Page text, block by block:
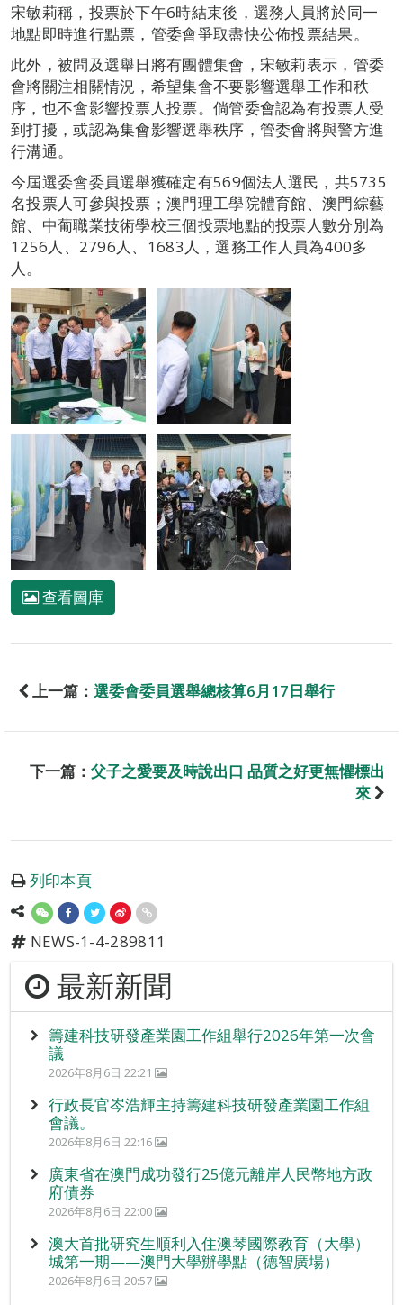
宋敏莉稱，投票於下午6時結束後，選務人員將於同一
地點即時進行點票，管委會爭取盡快公佈投票結果。
此外，被問及選舉日將有團體集會，宋敏莉表示，管委
會將關注相關情況，希望集會不要影響選舉工作和秩
序，也不會影響投票人投票。倘管委會認為有投票人受
到打擾，或認為集會影響選舉秩序，管委會將與警方進
行溝通。
今屆選委會委員選舉獲確定有569個法人選民，共5735
名投票人可參與投票；澳門理工學院體育館、澳門綜藝
館、中葡職業技術學校三個投票地點的投票人數分別為
1256人、2796人、1683人，選務工作人員為400多
人。
查看圖庫
上一篇： 選委會委員選舉總核算6月17日舉行
下一篇： 父子之愛要及時說出口 品質之好更無懼標出
來
列印本頁
NEWS-1-4-289811
最新新聞
籌建科技研發產業園工作組舉行2026年第一次會
議
2026年8月6日 22:21
行政長官岑浩輝主持籌建科技研發產業園工作組
會議。
2026年8月6日 22:16
廣東省在澳門成功發行25億元離岸人民幣地方政
府債券
2026年8月6日 22:00
澳大首批研究生順利入住澳琴國際教育（大學）
城第一期——澳門大學辦學點（德智廣場）
2026年8月6日 20:57